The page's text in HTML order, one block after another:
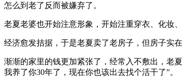
怎么到老了反而被嫌弃了。
老夏老婆也开始注意形象，开始注重穿衣、化妆、
经济愈发拮据，于是老夏卖了老房子，但房子实
渐渐的家里的钱更加紧张了，经常入不敷出，老
我养了你30年了，现在你也该出去找个活干了”。